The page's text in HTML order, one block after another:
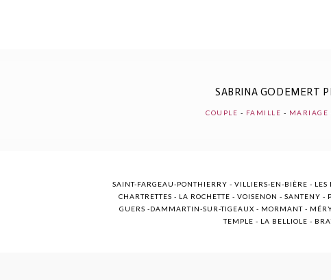
SABRINA GODEMERT
COUPLE - FAMILLE - MARIAGE
SAINT-FARGEAU-PONTHIERRY - VILLIERS-EN-BIÈRE - LES
CHARTRETTES - LA ROCHETTE - VOISENON - SANTENY
GUERS -DAMMARTIN-SUR-TIGEAUX - MORMANT -
TEMPLE - LA BELLIOLE -